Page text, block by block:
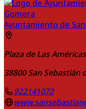
Ayuntamiento de
Plaza de Las
38800 San Sebastián
922141072